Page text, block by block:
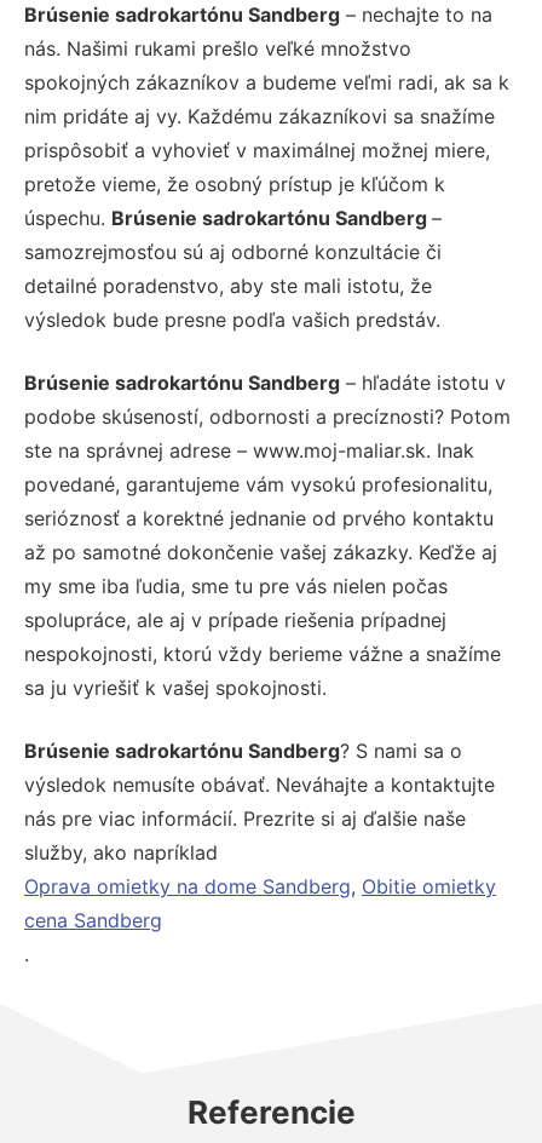
Brúsenie sadrokartónu Sandberg – nechajte to na
nás. Našimi rukami prešlo veľké množstvo
spokojných zákazníkov a budeme veľmi radi, ak sa k
nim pridáte aj vy. Každému zákazníkovi sa snažíme
prispôsobiť a vyhovieť v maximálnej možnej miere,
pretože vieme, že osobný prístup je kľúčom k
úspechu. Brúsenie sadrokartónu Sandberg –
samozrejmosťou sú aj odborné konzultácie či
detailné poradenstvo, aby ste mali istotu, že
výsledok bude presne podľa vašich predstáv.
Brúsenie sadrokartónu Sandberg – hľadáte istotu v
podobe skúseností, odbornosti a precíznosti? Potom
ste na správnej adrese – www.moj-maliar.sk. Inak
povedané, garantujeme vám vysokú profesionalitu,
serióznosť a korektné jednanie od prvého kontaktu
až po samotné dokončenie vašej zákazky. Keďže aj
my sme iba ľudia, sme tu pre vás nielen počas
spolupráce, ale aj v prípade riešenia prípadnej
nespokojnosti, ktorú vždy berieme vážne a snažíme
sa ju vyriešiť k vašej spokojnosti.
Brúsenie sadrokartónu Sandberg? S nami sa o
výsledok nemusíte obávať. Neváhajte a kontaktujte
nás pre viac informácií. Prezrite si aj ďalšie naše
služby, ako napríklad
Oprava omietky na dome Sandberg, Obitie omietky
cena Sandberg
.
Referencie